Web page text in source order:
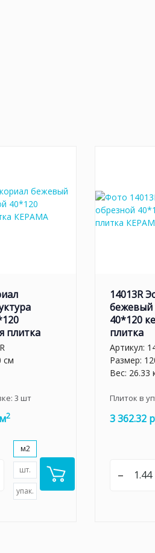
плитка
см
3 шт
2
м2
шт.
упак.
14013R
бежевый
40*120
плитка
Артикул:
Размер:
Вес: 26.33
Плиток в
3 362.32
–